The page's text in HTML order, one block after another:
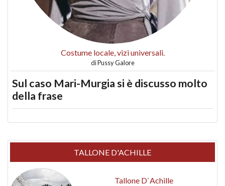
Costume locale, vizi universali.
diPussy Galore
Sul caso Mari-Murgia si è discusso molto
della frase
TALLONE D'ACHILLE
Tallone D`Achille